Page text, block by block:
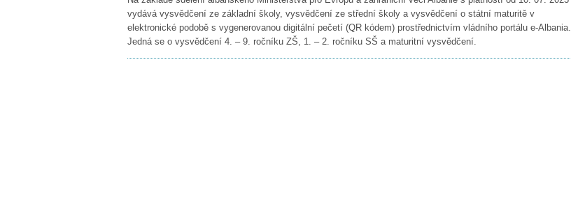
vydává vysvědčení ze základní školy, vysvědčení ze střední školy a vysvědčení o státní maturitě v
elektronické podobě s vygenerovanou digitální pečetí (QR kódem) prostřednictvím vládního portálu e-Albania.
Jedná se o vysvědčení 4. – 9. ročníku ZŠ, 1. – 2. ročníku SŠ a maturitní vysvědčení.